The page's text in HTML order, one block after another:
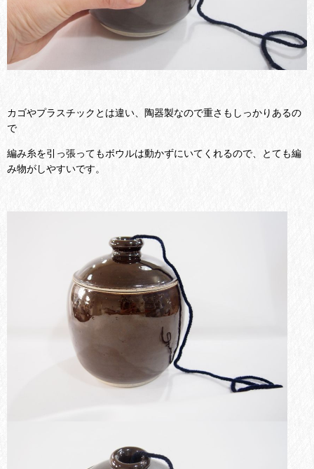
カゴやプラスチックとは違い、陶器製なので重さもしっかりあるの
で
編み糸を引っ張ってもボウルは動かずにいてくれるので、とても編
み物がしやすいです。